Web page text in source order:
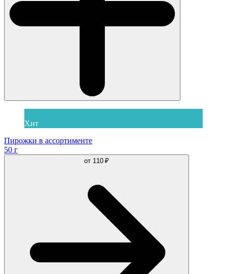
Хит
Пирожки в ассортименте
50 г
от 110 ₽